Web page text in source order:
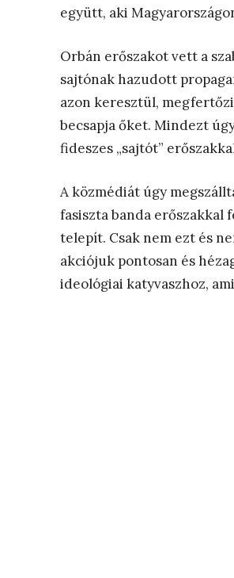
együtt, aki
Orbán erőszakot vett a
sajtónak hazudott
azon keresztül,
becsapja őket. Mindezt
fideszes „sajtót”
A közmédiát úgy
fasiszta banda erőszakkal
telepít. Csak nem ezt és
akciójuk pontosan és
ideológiai katyvaszhoz,